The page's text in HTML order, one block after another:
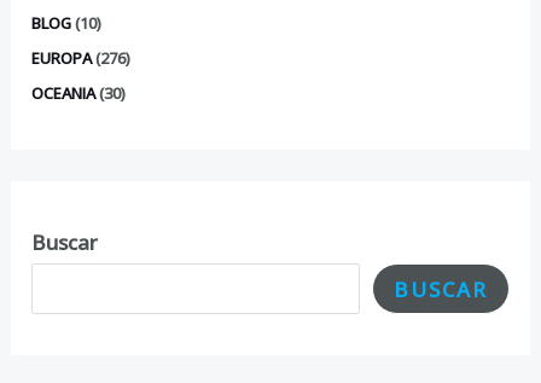
BLOG(10)
EUROPA(276)
OCEANIA(30)
Buscar
BUSCAR